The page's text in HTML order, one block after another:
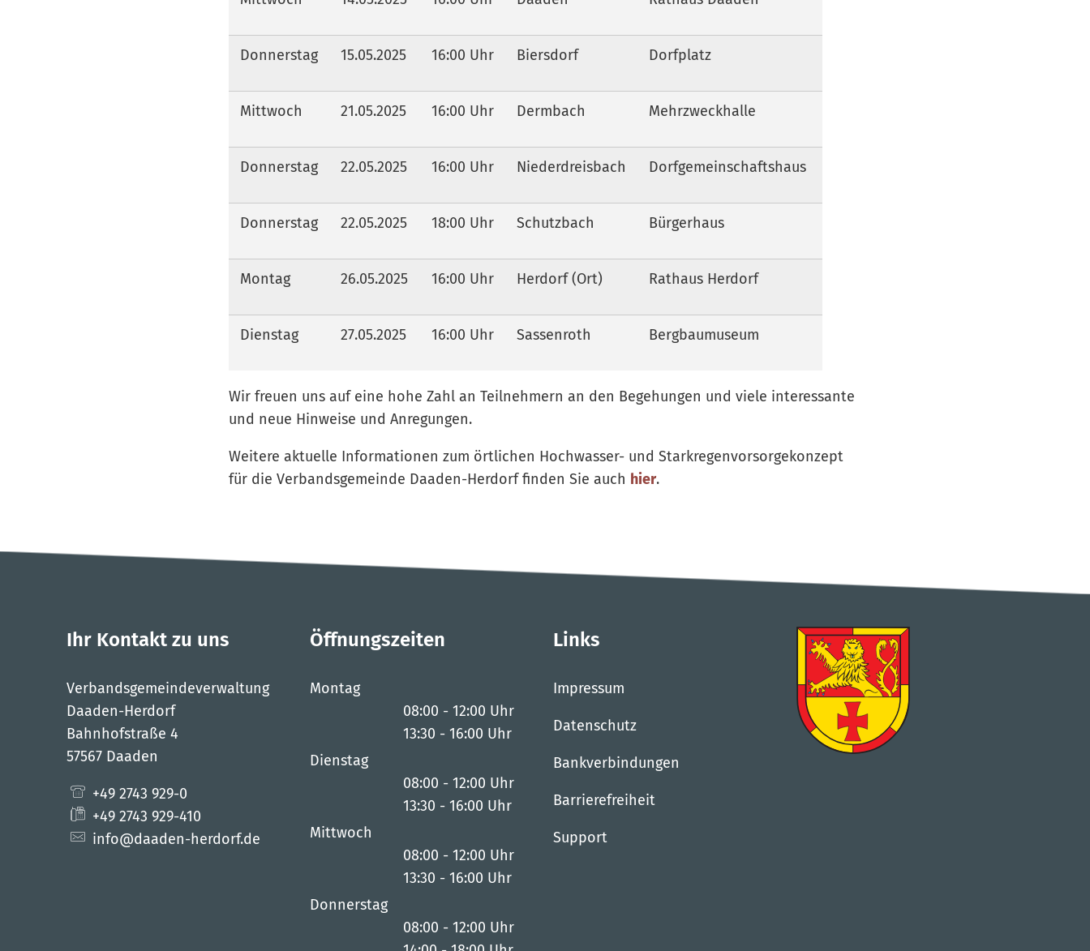
Donnerstag 15.05.2025 16:00 Uhr Biersdorf Dorfplatz
Mittwoch 21.05.2025 16:00 Uhr Dermbach Mehrzweckhalle
Donnerstag 22.05.2025 16:00 Uhr Niederdreisbach Dorfgemeinschaftshaus
Donnerstag 22.05.2025 18:00 Uhr Schutzbach Bürgerhaus
Montag 26.05.2025 16:00 Uhr Herdorf (Ort) Rathaus Herdorf
Dienstag 27.05.2025 16:00 Uhr Sassenroth Bergbaumuseum
Wir freuen uns auf eine hohe Zahl an Teilnehmern an den Begehungen und viele interessante
und neue Hinweise und Anregungen.
Weitere aktuelle Informationen zum örtlichen Hochwasser- und Starkregenvorsorgekonzept
für die Verbandsgemeinde Daaden-Herdorf finden Sie auch hier.
Ihr Kontakt zu uns
Verbandsgemeindeverwaltung
Daaden-Herdorf
Bahnhofstraße 4
57567 Daaden
+49 2743 929-0
+49 2743 929-410
info@daaden-herdorf.de
Öffnungszeiten
Montag
08:00 - 12:00 Uhr
Von 08:00 bis 12:00 Uhr
13:30 - 16:00 Uhr
Von 13:30 bis 16:00 Uhr
Dienstag
08:00 - 12:00 Uhr
Von 08:00 bis 12:00 Uhr
13:30 - 16:00 Uhr
Von 13:30 bis 16:00 Uhr
Mittwoch
08:00 - 12:00 Uhr
Von 08:00 bis 12:00 Uhr
13:30 - 16:00 Uhr
Donnerstag
08:00 - 12:00 Uhr
Links
Impressum
Datenschutz
Bankverbindungen
Barrierefreiheit
Support